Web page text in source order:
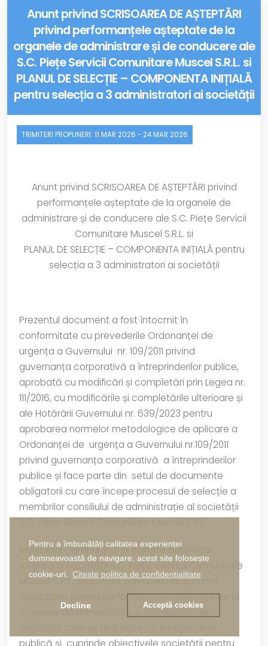
Pentru a îmbunătăți calitatea experienței
dumneavoastă de navigare, acest site folosește
cookie-uri. Citeste politica de confidentialitate
Decline Acceptă cookies
Anunt privind SCRISOAREA DE AȘTEPTĂRI
privind performanțele așteptate de la
organele de administrare și de conducere ale
S.C. Piețe Servicii Comunitare Muscel S.R.L. si
PLANUL DE SELECȚIE – COMPONENTA INIȚIALĂ
pentru selecția a 3 administratori ai societății
TRIMITERI PROPUNERI: 11 MAR 2026 - 24 MAR 2026
Anunt privind SCRISOAREA DE AȘTEPTĂRI privind
performanțele așteptate de la organele de
administrare și de conducere ale S.C. Piețe Servicii
Comunitare Muscel S.R.L. si
PLANUL DE SELECȚIE – COMPONENTA INIȚIALĂ pentru
selecția a 3 administratori ai societății
Prezentul document a fost întocmit în
conformitate cu prevederile Ordonanței de
urgența a Guvernului nr. 109/2011 privind
guvernanța corporativă a întreprinderilor publice,
aprobată cu modificări și completări prin Legea nr.
111/2016, cu modificările și completările ulterioare și
ale Hotărârii Guvernului nr. 639/2023 pentru
aprobarea normelor metodologice de aplicare a
Ordonanței de urgența a Guvernului nr.109/2011
privind guvernanța corporativă a întreprinderilor
publice și face parte din setul de documente
obligatorii cu care începe procesul de selecție a
membrilor consiliului de administrație al societății
Municipiul Câmpulung, în calitate autoritate
tutelară a societății S.C. Piețe-Servicii Comunitare
Muscel S.R.L., stabilește prin acest document
așteptările privind performanțele așteptate de la
organele de administrare și conducere ale
publică și cuprinde obiectivele societății pentru